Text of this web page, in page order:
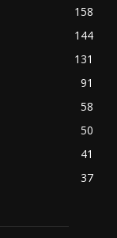
158
144
131
91
58
50
41
37